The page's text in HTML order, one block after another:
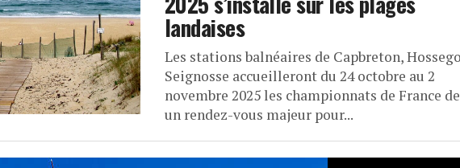
landaises
Les stations balnéaires de Capbreton,
Seignosse accueilleront du 24 octobre au 2
novembre 2025 les championnats de France
un rendez-vous majeur pour...